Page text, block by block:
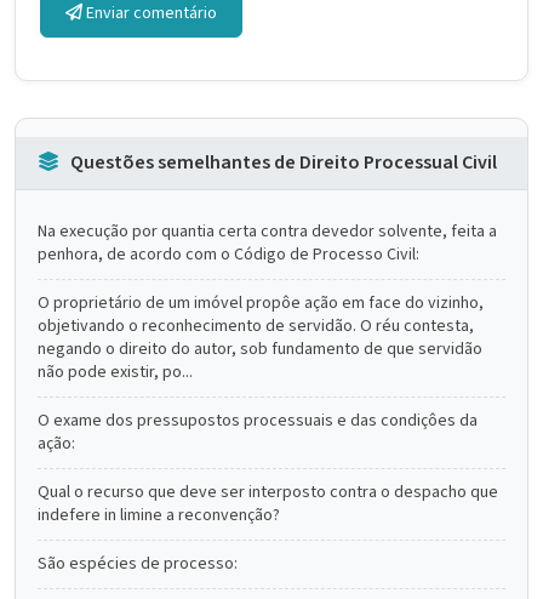
Enviar comentário
Questões semelhantes de Direito Processual Civil
Na execução por quantia certa contra devedor solvente, feita a
penhora, de acordo com o Código de Processo Civil:
O proprietário de um imóvel propôe ação em face do vizinho,
objetivando o reconhecimento de servidão. O réu contesta,
negando o direito do autor, sob fundamento de que servidão
não pode existir, po...
O exame dos pressupostos processuais e das condiçôes da
ação:
Qual o recurso que deve ser interposto contra o despacho que
indefere in limine a reconvenção?
São espécies de processo: